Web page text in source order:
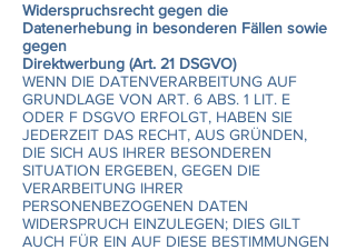
Widerspruchsrecht gegen die
Datenerhebung in besonderen Fällen sowie
gegen
Direktwerbung (Art. 21 DSGVO)
WENN DIE DATENVERARBEITUNG AUF
GRUNDLAGE VON ART. 6 ABS. 1 LIT. E
ODER F DSGVO ERFOLGT, HABEN SIE
JEDERZEIT DAS RECHT, AUS GRÜNDEN,
DIE SICH AUS IHRER BESONDEREN
SITUATION ERGEBEN, GEGEN DIE
VERARBEITUNG IHRER
PERSONENBEZOGENEN DATEN
WIDERSPRUCH EINZULEGEN; DIES GILT
AUCH FÜR EIN AUF DIESE BESTIMMUNGEN